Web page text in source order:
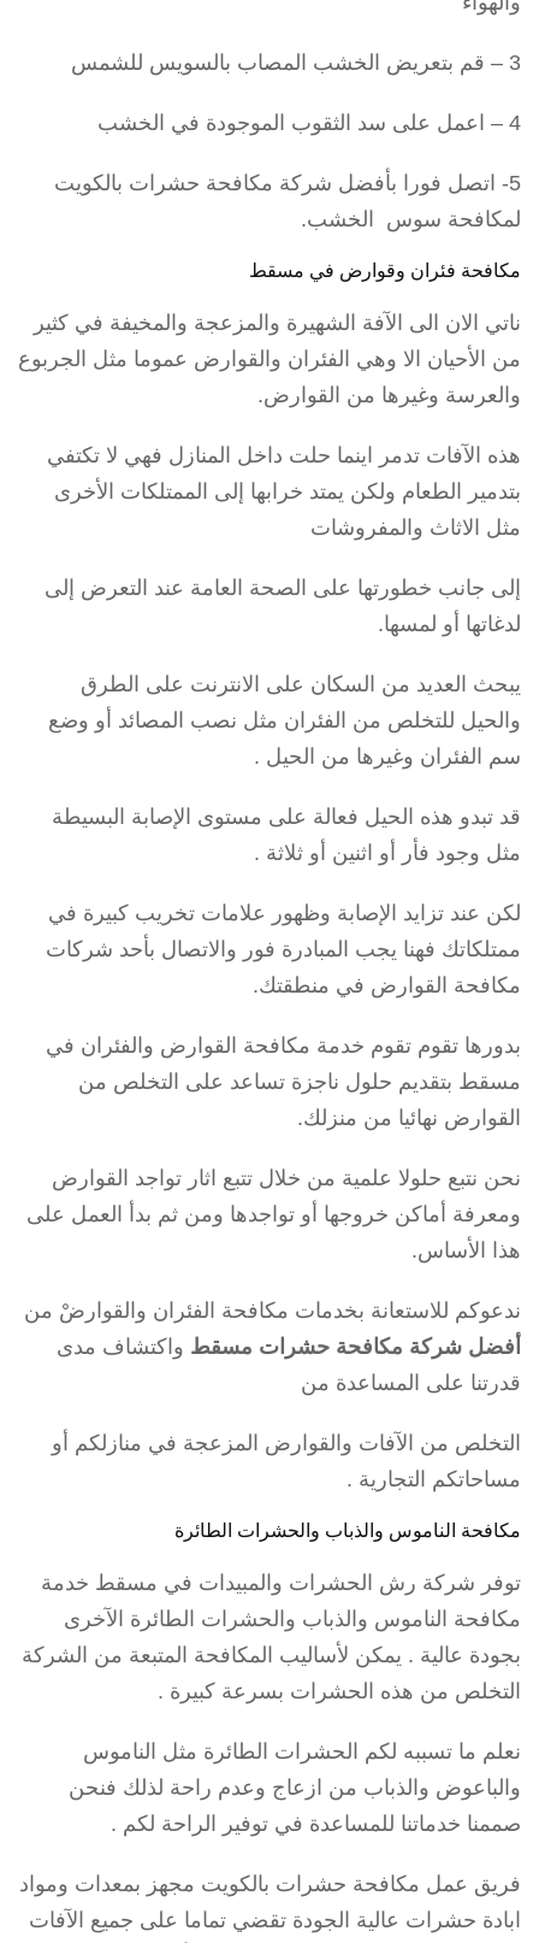
3 – قم بتعريض الخشب المصاب بالسويس للشمس
4 – اعمل على سد الثقوب الموجودة في الخشب
5- اتصل فورا بأفضل شركة مكافحة حشرات بالكويت
لمكافحة سوس الخشب.
مكافحة فئران وقوارض في مسقط
ناتي الان الى الآفة الشهيرة والمزعجة والمخيفة في كثير
من الأحيان الا وهي الفئران والقوارض عموما مثل الجربوع
والعرسة وغيرها من القوارض.
هذه الآفات تدمر اينما حلت داخل المنازل فهي لا تكتفي
بتدمير الطعام ولكن يمتد خرابها إلى الممتلكات الأخرى
مثل الاثاث والمفروشات
إلى جانب خطورتها على الصحة العامة عند التعرض إلى
لدغاتها أو لمسها.
يبحث العديد من السكان على الانترنت على الطرق
والحيل للتخلص من الفئران مثل نصب المصائد أو وضع
سم الفئران وغيرها من الحيل .
قد تبدو هذه الحيل فعالة على مستوى الإصابة البسيطة
مثل وجود فأر أو اثنين أو ثلاثة .
لكن عند تزايد الإصابة وظهور علامات تخريب كبيرة في
ممتلكاتك فهنا يجب المبادرة فور والاتصال بأحد شركات
مكافحة القوارض في منطقتك.
بدورها تقوم تقوم خدمة مكافحة القوارض والفئران في
مسقط بتقديم حلول ناجزة تساعد على التخلص من
القوارض نهائيا من منزلك.
نحن نتبع حلولا علمية من خلال تتبع اثار تواجد القوارض
ومعرفة أماكن خروجها أو تواجدها ومن ثم بدأ العمل على
هذا الأساس.
ندعوكم للاستعانة بخدمات مكافحة الفئران والقوارضْ من
أفضل شركة مكافحة حشرات مسقط واكتشاف مدى
قدرتنا على المساعدة من
التخلص من الآفات والقوارض المزعجة في منازلكم أو
مساحاتكم التجارية .
مكافحة الناموس والذباب والحشرات الطائرة
توفر شركة رش الحشرات والمبيدات في مسقط خدمة
مكافحة الناموس والذباب والحشرات الطائرة الآخرى
بجودة عالية . يمكن لأساليب المكافحة المتبعة من الشركة
التخلص من هذه الحشرات بسرعة كبيرة .
نعلم ما تسببه لكم الحشرات الطائرة مثل الناموس
والباعوض والذباب من ازعاج وعدم راحة لذلك فنحن
صممنا خدماتنا للمساعدة في توفير الراحة لكم .
فريق عمل مكافحة حشرات بالكويت مجهز بمعدات ومواد
ابادة حشرات عالية الجودة تقضي تماما على جميع الآفات